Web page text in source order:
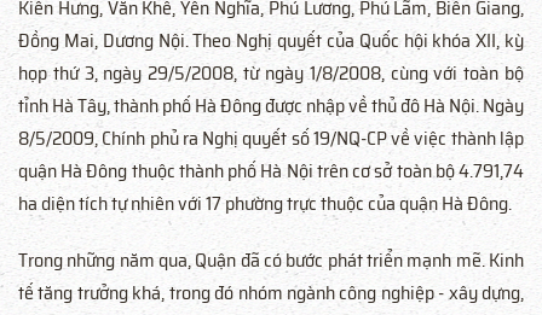
Kiến Hưng, Văn Khê, Yên Nghĩa, Phú Lương, Phú Lãm, Biên Giang,
Đồng Mai, Dương Nội. Theo Nghị quyết của Quốc hội khóa XII, kỳ
họp thứ 3, ngày 29/5/2008, từ ngày 1/8/2008, cùng với toàn bộ
tỉnh Hà Tây, thành phố Hà Đông được nhập về thủ đô Hà Nội. Ngày
8/5/2009, Chính phủ ra Nghị quyết số 19/NQ-CP về việc thành lập
quận Hà Đông thuộc thành phố Hà Nội trên cơ sở toàn bộ 4.791,74
ha diện tích tự nhiên với 17 phường trực thuộc của quận Hà Đông.
Trong những năm qua, Quận đã có bước phát triển mạnh mẽ. Kinh
tế tăng trưởng khá, trong đó nhóm ngành công nghiệp - xây dựng,